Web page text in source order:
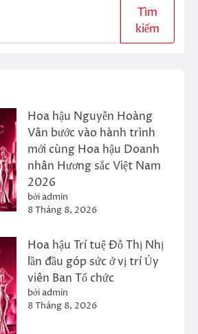
Tìm
kiếm
Hoa hậu Nguyễn Hoàng
Vân bước vào hành trình
mới cùng Hoa hậu Doanh
nhân Hương sắc Việt Nam
2026
bởi admin
8 Tháng 8, 2026
Hoa hậu Trí tuệ Đỗ Thị Nhị
lần đầu góp sức ở vị trí Ủy
viên Ban Tổ chức
bởi admin
8 Tháng 8, 2026